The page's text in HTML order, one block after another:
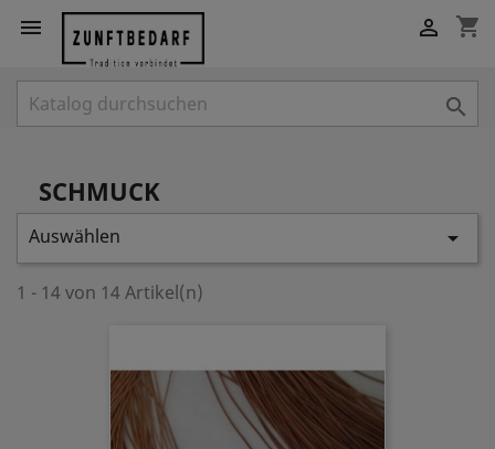
 shopping_cart


SCHMUCK
Auswählen 
1 - 14 von 14 Artikel(n)